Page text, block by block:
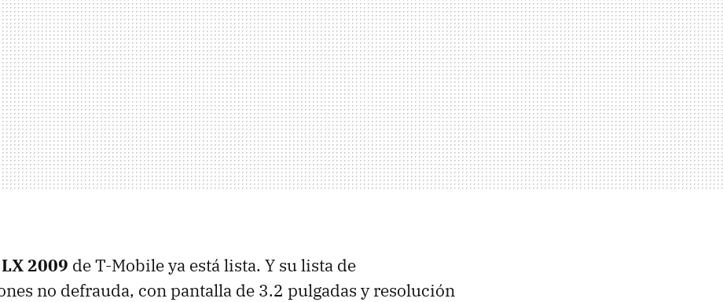
2009 de T-Mobile ya está lista. Y su lista de
no defrauda, con pantalla de 3.2 pulgadas y resolución